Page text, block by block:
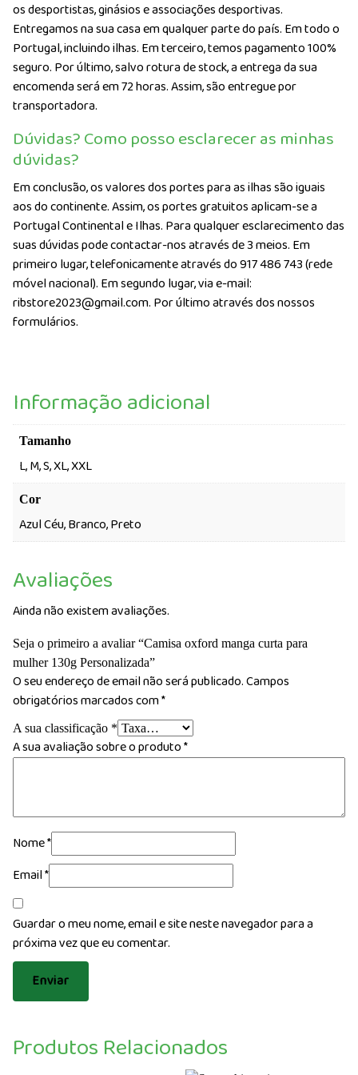
os desportistas, ginásios e associações desportivas.
Entregamos na sua casa em qualquer parte do país. Em todo o
Portugal, incluindo ilhas. Em terceiro, temos pagamento 100%
seguro. Por último, salvo rotura de stock, a entrega da sua
encomenda será em 72 horas. Assim, são entregue por
transportadora.
Dúvidas? Como posso esclarecer as minhas
dúvidas?
Em conclusão, os valores dos portes para as ilhas são iguais
aos do continente. Assim, os portes gratuitos aplicam-se a
Portugal Continental e Ilhas. Para qualquer esclarecimento das
suas dúvidas pode contactar-nos através de 3 meios. Em
primeiro lugar, telefonicamente através do 917 486 743 (rede
móvel nacional). Em segundo lugar, via e-mail:
ribstore2023@gmail.com. Por último através dos nossos
formulários.
Informação adicional
Tamanho
L, M, S, XL, XXL
Cor
Azul Céu, Branco, Preto
Avaliações
Ainda não existem avaliações.
Seja o primeiro a avaliar “Camisa oxford manga curta para
mulher 130g Personalizada”
O seu endereço de email não será publicado.Campos
obrigatórios marcados com*
A sua classificação *
A sua avaliação sobre o produto*
Nome*
Email*
Guardar o meu nome, email e site neste navegador para a
próxima vez que eu comentar.
Produtos Relacionados